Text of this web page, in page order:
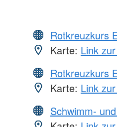
Rotkreuzkurs
Karte: Link
Rotkreuzkurs
Karte: Link
Schwimm-